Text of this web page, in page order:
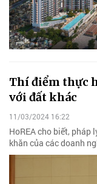
Thí điểm thực
với đất khác
11/03/2024 16:22
HoREA cho biết, pháp
khăn của các doanh